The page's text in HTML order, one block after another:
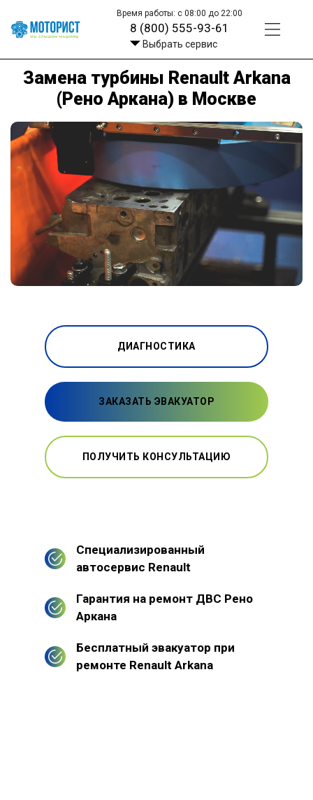
Время работы: с 08:00 до 22:00
8 (800) 555-93-61
Выбрать сервис
Замена турбины Renault Arkana
(Рено Аркана) в Москве
ДИАГНОСТИКА
ЗАКАЗАТЬ ЭВАКУАТОР
ПОЛУЧИТЬ КОНСУЛЬТАЦИЮ
Специализированный
автосервис Renault
Гарантия на ремонт ДВС Рено
Аркана
Бесплатный эвакуатор при
ремонте Renault Arkana